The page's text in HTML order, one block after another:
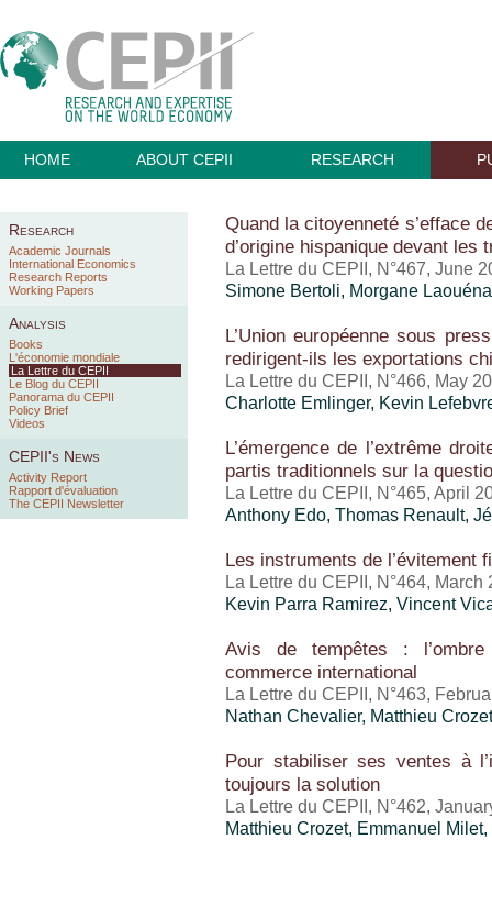
HOME ABOUT CEPII RESEARCH
Research
Academic Journals
International Economics
Research Reports
Working Papers
Analysis
Books
L'économie mondiale
La Lettre du CEPII
Le Blog du CEPII
Panorama du CEPII
Policy Brief
Videos
CEPII's News
Activity Report
Rapport d'évaluation
The CEPII Newsletter
Quand la citoyenneté s’efface
d’origine hispanique devant les
La Lettre du CEPII, N°467, June
Simone Bertoli, Morgane
L’Union européenne sous
redirigent-ils les exportations
La Lettre du CEPII, N°466, May
Charlotte Emlinger, Kevin
L’émergence de l’extrême
partis traditionnels sur la
La Lettre du CEPII, N°465, April
Anthony Edo, Thomas Renault,
Les instruments de l’évitement
La Lettre du CEPII, N°464, March
Kevin Parra Ramirez, Vincent
Avis de tempêtes :
commerce international
La Lettre du CEPII, N°463,
Nathan Chevalier, Matthieu Crozet
Pour stabiliser ses ventes à
toujours la solution
La Lettre du CEPII, N°462,
Matthieu Crozet, Emmanuel Milet,